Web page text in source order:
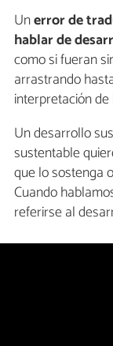
Unerror de
hablar de
como si fueran
arrastrando
interpretación
Un desarrollo
sustentable
que lo sostenga
Cuando
referirse al